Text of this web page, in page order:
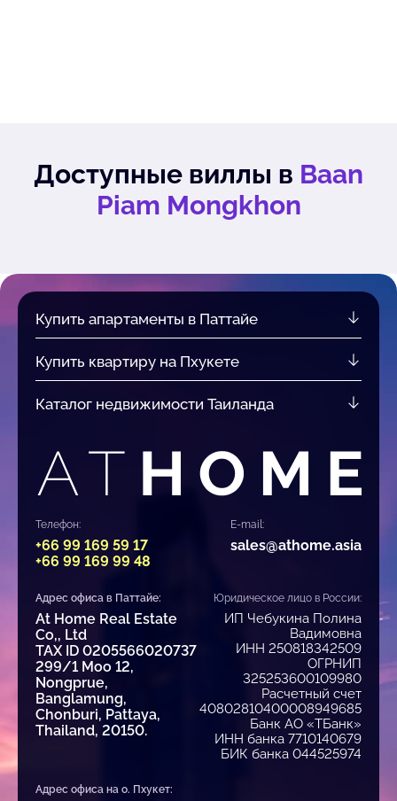
Доступные виллы в Baan
Piam Mongkhon
Купить апартаменты в Паттайе
Купить квартиру на Пхукете
Каталог недвижимости Таиланда
Телефон:
+66 99 169 59 17
+66 99 169 99 48
E-mail:
sales@athome.asia
Адрес офиса в Паттайе:
At Home Real Estate
Co,, Ltd
TAX ID 0205566020737
299/1 Moo 12,
Nongprue,
Banglamung,
Chonburi, Pattaya,
Thailand, 20150.
Юридическое лицо в России:
ИП Чебукина Полина
Вадимовна
ИНН 250818342509
ОГРНИП
325253600109980
Расчетный счет
40802810400008949685
Банк АО «ТБанк»
ИНН банка 7710140679
БИК банка 044525974
Адрес офиса на о. Пхукет: